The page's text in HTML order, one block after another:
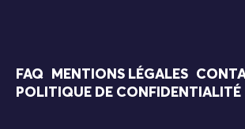
FAQ MENTIONS LÉGALES
POLITIQUE DE CONFIDENTIALITÉ